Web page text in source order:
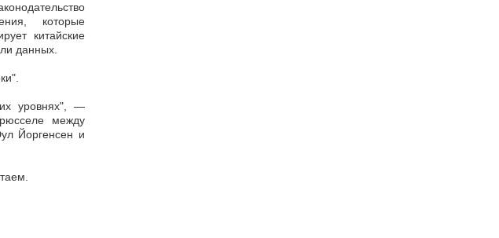
которые
китайские
данных.
уровнях", —
между
Йоргенсен и